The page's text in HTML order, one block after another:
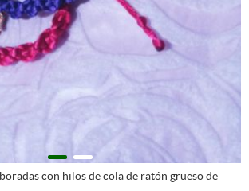
con hilos de cola de ratón grueso de